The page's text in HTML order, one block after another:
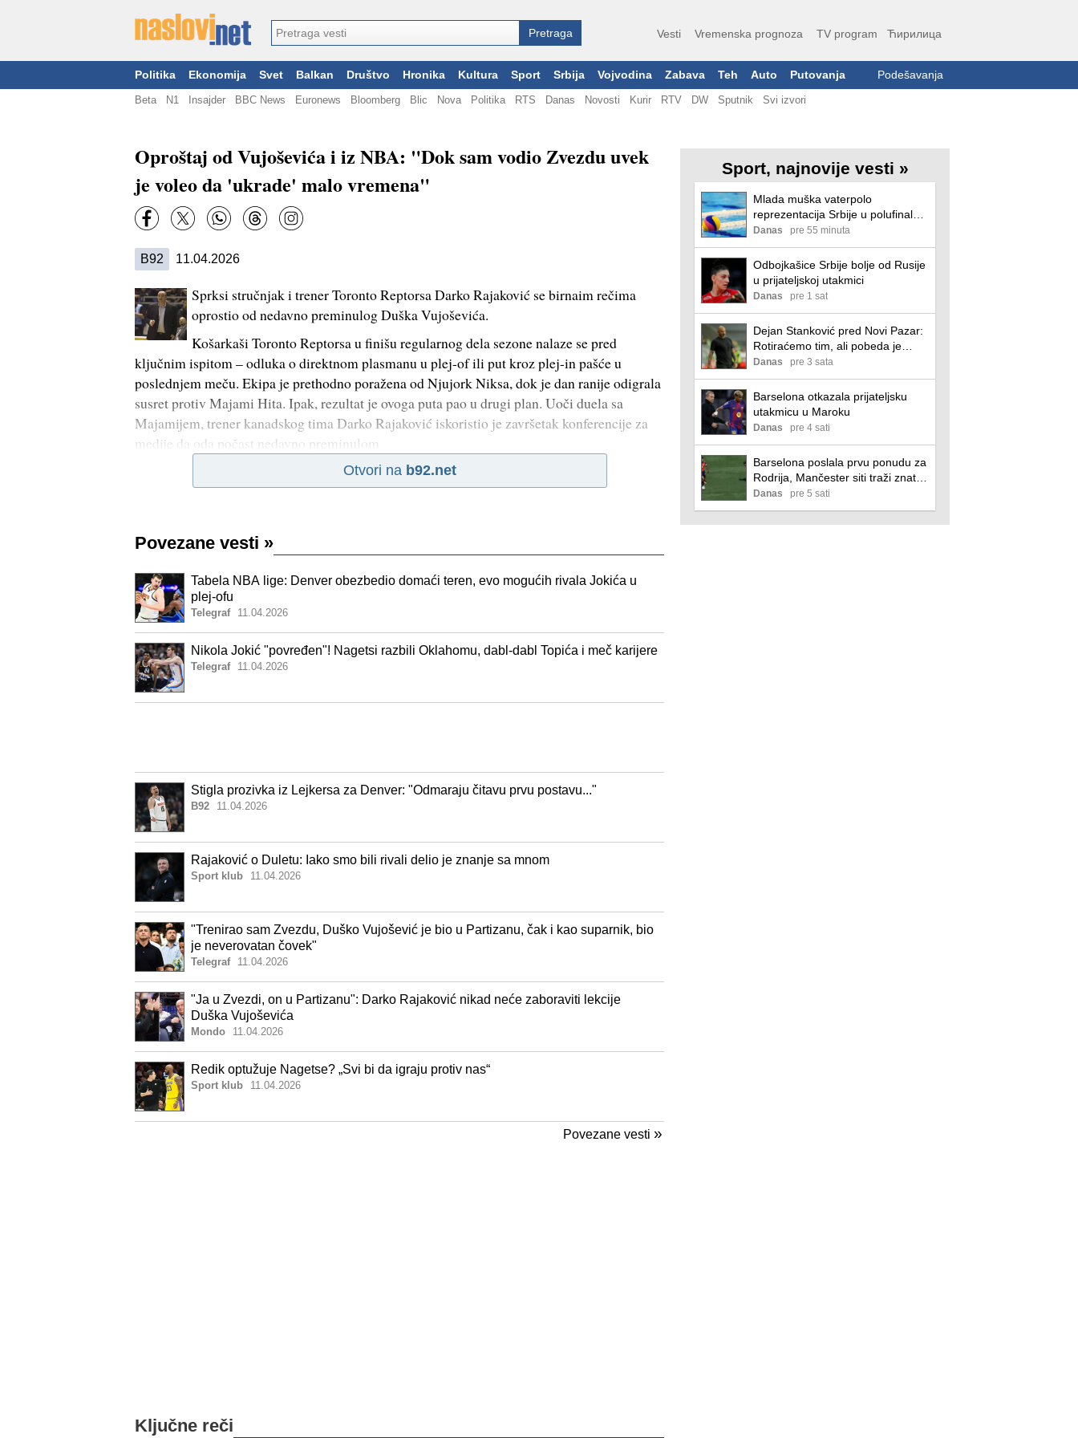
Vesti Vremenska prognoza TV program Ћирилица
Politika Ekonomija Svet Balkan Društvo Hronika Kultura Sport Srbija Vojvodina Zabava Teh Auto Putovanja Podešavanja
Beta N1 Insajder BBC News Euronews Bloomberg Blic Nova Politika RTS Danas Novosti Kurir RTV DW Sputnik Svi izvori
Oproštaj od Vujoševića i iz NBA: "Dok sam vodio Zvezdu uvek
je voleo da 'ukrade' malo vremena"
B92 11.04.2026
Sprksi stručnjak i trener Toronto Reptorsa Darko Rajaković se birnaim rečima
oprostio od nedavno preminulog Duška Vujoševića.
Košarkaši Toronto Reptorsa u finišu regularnog dela sezone nalaze se pred
ključnim ispitom – odluka o direktnom plasmanu u plej-of ili put kroz plej-in pašće u
poslednjem meču. Ekipa je prethodno poražena od Njujork Niksa, dok je dan ranije odigrala
susret protiv Majami Hita. Ipak, rezultat je ovoga puta pao u drugi plan. Uoči duela sa
Majamijem, trener kanadskog tima Darko Rajaković iskoristio je završetak konferencije za
medije da oda počast nedavno preminulom
Otvori na b92.net
Povezane vesti »
Tabela NBA lige: Denver obezbedio domaći teren, evo mogućih rivala Jokića u
plej-ofu
Telegraf 11.04.2026
Nikola Jokić "povređen"! Nagetsi razbili Oklahomu, dabl-dabl Topića i meč karijere
Telegraf 11.04.2026
Stigla prozivka iz Lejkersa za Denver: "Odmaraju čitavu prvu postavu..."
B92 11.04.2026
Rajaković o Duletu: Iako smo bili rivali delio je znanje sa mnom
Sport klub 11.04.2026
"Trenirao sam Zvezdu, Duško Vujošević je bio u Partizanu, čak i kao suparnik, bio
je neverovatan čovek"
Telegraf 11.04.2026
"Ja u Zvezdi, on u Partizanu": Darko Rajaković nikad neće zaboraviti lekcije
Duška Vujoševića
Mondo 11.04.2026
Redik optužuje Nagetse? „Svi bi da igraju protiv nas“
Sport klub 11.04.2026
Povezane vesti »
Ključne reči
Sport, najnovije vesti »
Mlada muška vaterpolo
reprezentacija Srbije u polufinalu
Svetskog prvenstva
Danas pre 55 minuta
Odbojkašice Srbije bolje od Rusije
u prijateljskoj utakmici
Danas pre 1 sat
Dejan Stanković pred Novi Pazar:
Rotiraćemo tim, ali pobeda je
imperativ
Danas pre 3 sata
Barselona otkazala prijateljsku
utakmicu u Maroku
Danas pre 4 sati
Barselona poslala prvu ponudu za
Rodrija, Mančester siti traži znatno
više
Danas pre 5 sati